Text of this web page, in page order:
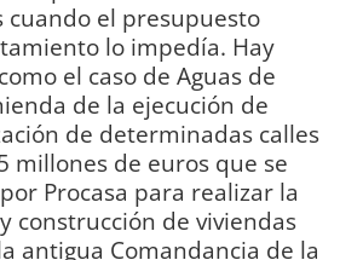
cuando el presupuesto
lo impedía. Hay
el caso de Aguas de
de la ejecución de
de determinadas calles
millones de euros que se
Procasa para realizar la
construcción de viviendas
antigua Comandancia de la